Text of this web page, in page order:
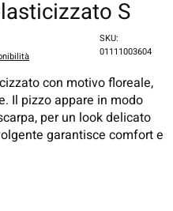
S
SKU:
01111003604
con motivo floreale,
Il pizzo appare in modo
per un look delicato
garantisce comfort e